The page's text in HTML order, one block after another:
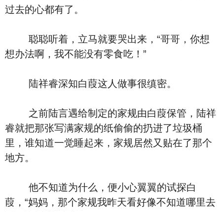
过去的心都有了。
聪聪听着，立马就要哭出来，“哥哥，你想
想办法啊，我不能没有零食吃！”
陆祥睿深知白葭这人做事很缜密。
之前陆言遇给制定的家规由白葭保管，陆祥
睿就把那张写满家规的纸偷偷的扔进了垃圾桶
里，谁知道一觉睡起来，家规居然又贴在了那个
地方。
他不知道为什么，便小心翼翼的试探白
葭，“妈妈，那个家规我昨天看好像不知道哪里去